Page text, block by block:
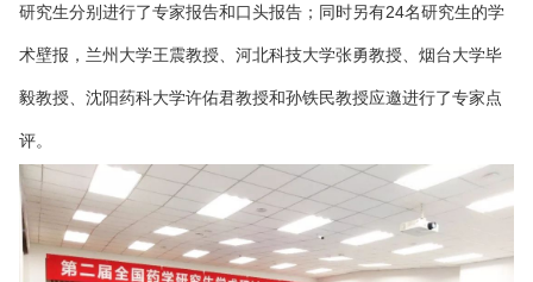
研究生分别进行了专家报告和口头报告；同时另有24名研究生的学
术壁报，兰州大学王震教授、河北科技大学张勇教授、烟台大学毕
毅教授、沈阳药科大学许佑君教授和孙铁民教授应邀进行了专家点
评。